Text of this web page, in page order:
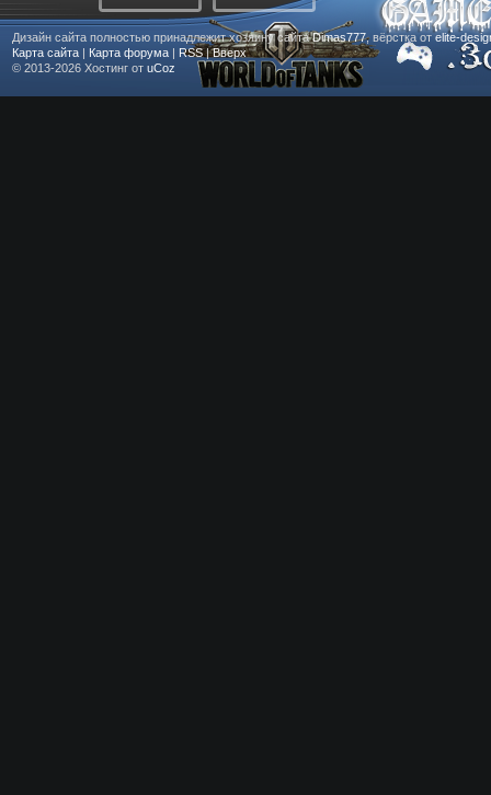
Дизайн сайта полностью принадлежит хозяину сайтаDimas777, вёрстка от elite-
Карта сайта | Карта форума | RSS|Вверх
© 2013-2026 Хостинг от uCoz